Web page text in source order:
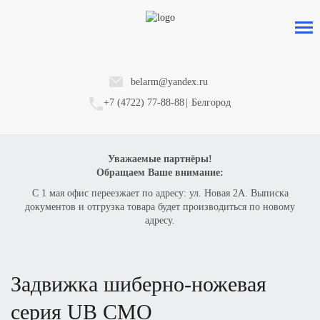
belarm@yandex.ru
+7 (4722) 77-88-88
Белгород
Уважаемые партнёры!
Обращаем Ваше внимание:
С 1 мая офис переезжает по адресу: ул. Новая 2А. Выписка
документов и отгрузка товара будет производиться по новому
адресу.
задвижка шиберно-ножевая
серия UB CMO